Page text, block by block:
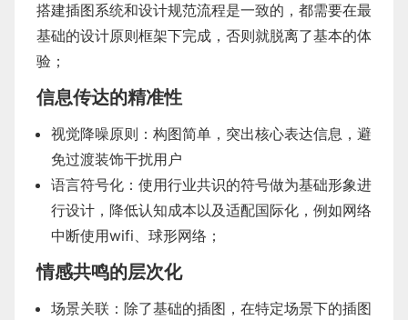
搭建插图系统和设计规范流程是一致的，都需要在最
基础的设计原则框架下完成，否则就脱离了基本的体
验；
信息传达的精准性
视觉降噪原则：构图简单，突出核心表达信息，避
免过渡装饰干扰用户
语言符号化：使用行业共识的符号做为基础形象进
行设计，降低认知成本以及适配国际化，例如网络
中断使用wifi、球形网络；
情感共鸣的层次化
场景关联：除了基础的插图，在特定场景下的插图